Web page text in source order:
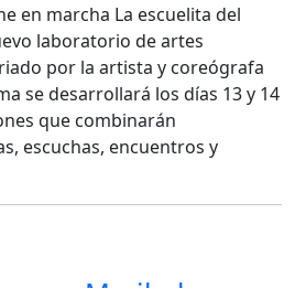
en marcha La escuelita del
laboratorio de artes
por la artista y coreógrafa
se desarrollará los días 13 y 14
que combinarán
escuchas, encuentros y